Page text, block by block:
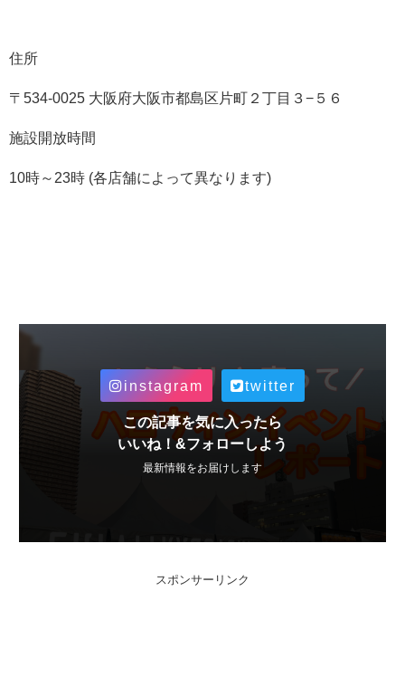
住所
〒534-0025 大阪府大阪市都島区片町２丁目３−５６
施設開放時間
10時～23時 (各店舗によって異なります)
instagram twitter
この記事を気に入ったら
いいね！&フォローしよう
最新情報をお届けします
スポンサーリンク